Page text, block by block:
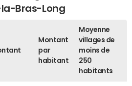
Bras-Long
Montant
par
habitant
Moyenne
villages de
moins de
250
habitants